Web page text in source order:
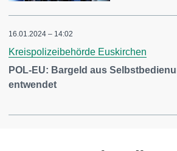
16.01.2024 – 14:02
Kreispolizeibehörde Euskirchen
POL-EU: Bargeld aus
entwendet